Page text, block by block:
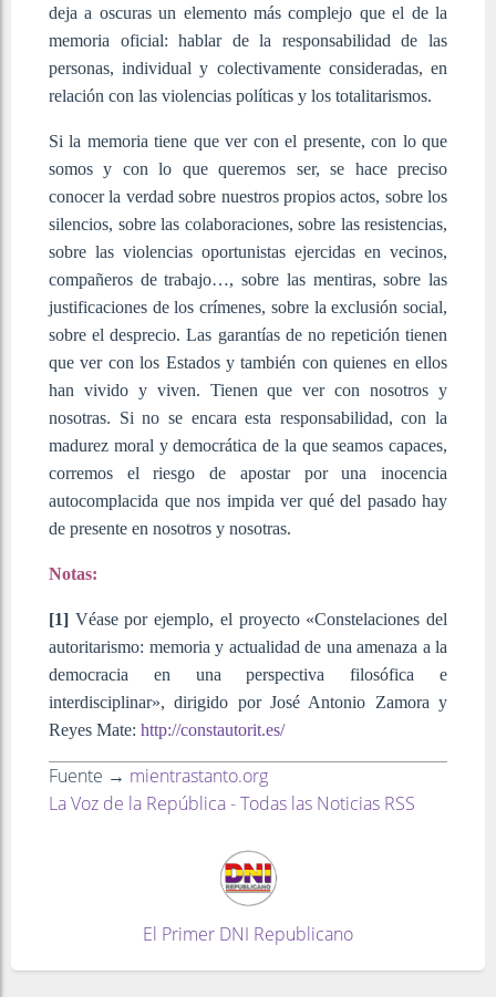
deja a oscuras un elemento más complejo que el de la
memoria oficial: hablar de la responsabilidad de las
personas, individual y colectivamente consideradas, en
relación con las violencias políticas y los totalitarismos.
Si la memoria tiene que ver con el presente, con lo que
somos y con lo que queremos ser, se hace preciso
conocer la verdad sobre nuestros propios actos, sobre los
silencios, sobre las colaboraciones, sobre las resistencias,
sobre las violencias oportunistas ejercidas en vecinos,
compañeros de trabajo…, sobre las mentiras, sobre las
justificaciones de los crímenes, sobre la exclusión social,
sobre el desprecio. Las garantías de no repetición tienen
que ver con los Estados y también con quienes en ellos
han vivido y viven. Tienen que ver con nosotros y
nosotras. Si no se encara esta responsabilidad, con la
madurez moral y democrática de la que seamos capaces,
corremos el riesgo de apostar por una inocencia
autocomplacida que nos impida ver qué del pasado hay
de presente en nosotros y nosotras.
Notas:
[1] Véase por ejemplo, el proyecto «Constelaciones del
autoritarismo: memoria y actualidad de una amenaza a la
democracia en una perspectiva filosófica e
interdisciplinar», dirigido por José Antonio Zamora y
Reyes Mate: http://constautorit.es/
Fuente → mientrastanto.org
La Voz de la República - Todas las Noticias RSS
El Primer DNI Republicano